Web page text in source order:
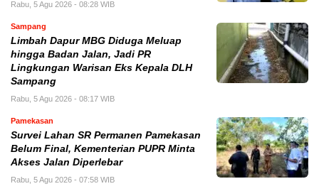
Rabu, 5 Agu 2026 - 08:28 WIB
Sampang
Limbah Dapur MBG Diduga Meluap
hingga Badan Jalan, Jadi PR
Lingkungan Warisan Eks Kepala DLH
Sampang
Rabu, 5 Agu 2026 - 08:17 WIB
Pamekasan
Survei Lahan SR Permanen Pamekasan
Belum Final, Kementerian PUPR Minta
Akses Jalan Diperlebar
Rabu, 5 Agu 2026 - 07:58 WIB